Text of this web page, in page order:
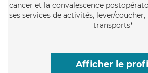
cancer et la convalescence
ses services de activités, lever/
transports*
Afficher le profil